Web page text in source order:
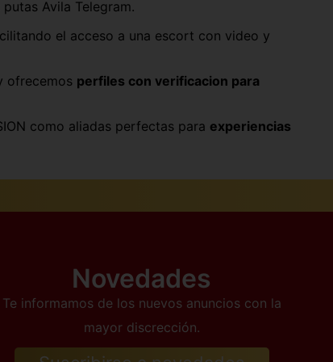
Ourense
Tenerife
Avila Telegram.
el acceso a una escort con video y
ofrecemos perfiles con verificacion para
como aliadas perfectas para experiencias
Novedades
Te informamos de los nuevos anuncios con la
mayor discrección.